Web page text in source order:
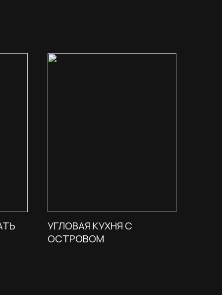
УГЛОВАЯ КУХНЯ С
ОСТРОВОМ